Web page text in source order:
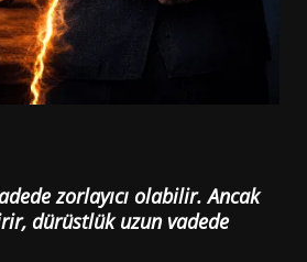
zorlayıcı olabilir. Ancak
dürüstlük uzun vadede